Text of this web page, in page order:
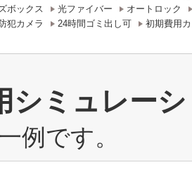
ボックス 光ファイバー
オートロック
犯カメラ 24時間ゴミ出し可 初期費用
シミュレー
例です。